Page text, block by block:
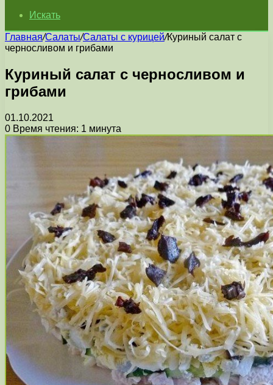
Искать
Главная/Салаты/Салаты с курицей/Куриный салат с
черносливом и грибами
Куриный салат с черносливом и
грибами
01.10.2021
0 Время чтения: 1 минута